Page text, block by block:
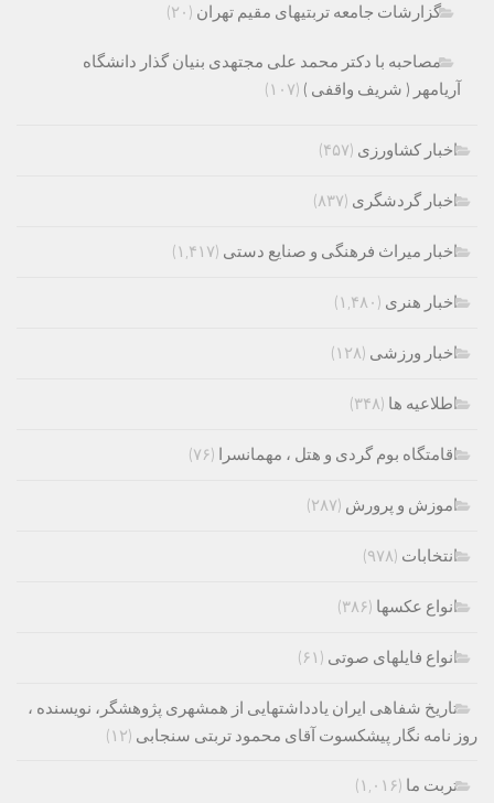
گزارشات جامعه تربتیهای مقیم تهران (۲۰)
مصاحبه با دکتر محمد علی مجتهدی بنیان گذار دانشگاه
آریامهر ( شریف واقفی ) (۱۰۷)
اخبار کشاورزی (۴۵۷)
اخبار گردشگری (۸۳۷)
اخبار میراث فرهنگی و صنایع دستی (۱,۴۱۷)
اخبار هنری (۱,۴۸۰)
اخبار ورزشی (۱۲۸)
اطلاعیه ها (۳۴۸)
اقامتگاه بوم گردی و هتل ، مهمانسرا (۷۶)
اموزش و پرورش (۲۸۷)
انتخابات (۹۷۸)
انواع عکسها (۳۸۶)
انواع فایلهای صوتی (۶۱)
تاریخ شفاهی ایران یادداشتهایی از همشهری پژوهشگر، نویسنده ،
روز نامه نگار پیشکسوت آقای محمود تربتی سنجابی (۱۲)
تربت ما (۱,۰۱۶)